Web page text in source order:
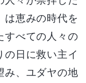
は恵みの時代を
すべての人々の
の日に救い主イ
み、ユダヤの地